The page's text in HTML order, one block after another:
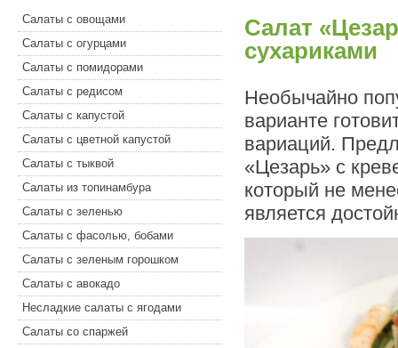
Салаты с овощами
Салаты с огурцами
Салаты с помидорами
Салаты с редисом
Салаты с капустой
Салаты с цветной капустой
Салаты с тыквой
Салаты из топинамбура
Салаты с зеленью
Салаты с фасолью, бобами
Салаты с зеленым горошком
Салаты с авокадо
Несладкие салаты с ягодами
Салаты со спаржей
Салат
сухариками
Необычайно
варианте
вариаций.
«Цезарь» с
который не
является